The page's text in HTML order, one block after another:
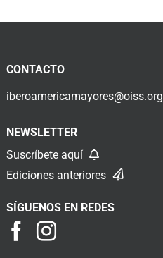
CONTACTO
iberoamericamayores@oiss.org
NEWSLETTER
Suscríbete aquí
Ediciones anteriores
SÍGUENOS EN REDES